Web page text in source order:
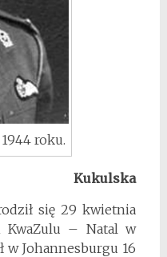
roku.
Kukulska
się 29 kwietnia
KwaZulu – Natal w
w Johannesburgu 16